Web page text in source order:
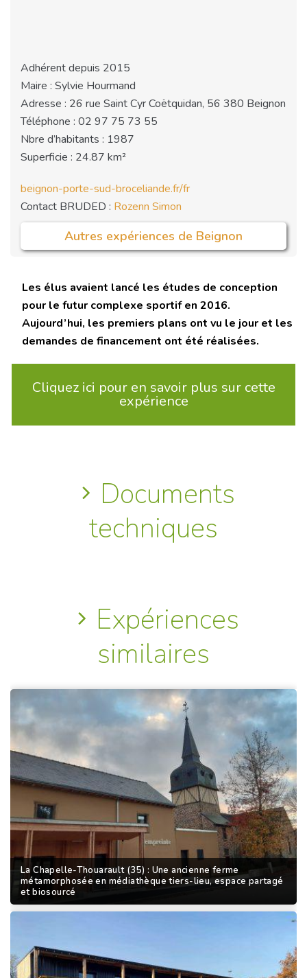
Adhérent depuis 2015
Maire : Sylvie Hourmand
Adresse : 26 rue Saint Cyr Coëtquidan, 56 380 Beignon
Téléphone : 02 97 75 73 55
Nbre d’habitants : 1987
Superficie : 24.87 km²
beignon-porte-sud-broceliande.fr/fr
Contact BRUDED : Rozenn Simon
Autres expériences de Beignon
Les élus avaient lancé les études de conception
pour le futur complexe sportif en 2016.
Aujourd’hui, les premiers plans ont vu le jour et les
demandes de financement ont été réalisées.
Cliquez ici pour en savoir plus sur cette
expérience
Documents
techniques
Expériences
similaires
La Chapelle-Thouarault (35) : Une ancienne ferme
métamorphosée en médiathèque tiers-lieu, espace partagé
et biosourcé